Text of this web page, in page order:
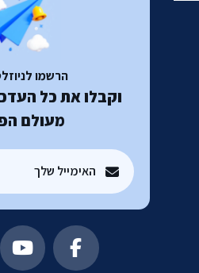
הרשמו
וקבלו את כל
מעולם